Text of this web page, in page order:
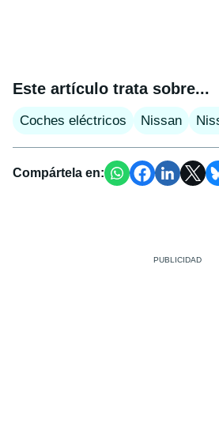
Este artículo trata sobre...
Coches eléctricos Nissan
Compártela en: